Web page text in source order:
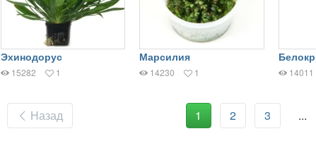
Эхинодорус
15282 1
Марсилия
14230 1 14011
Назад 1 2 3 ...